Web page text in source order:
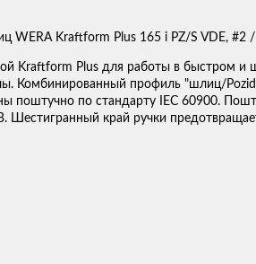
Kraftform Plus для работы в быстром
Комбинированный профиль "шлиц/
поштучно по стандарту IEC 60900.
край ручки